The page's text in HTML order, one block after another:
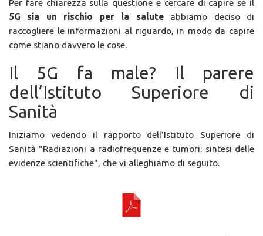
Per fare chiarezza sulla questione e cercare di capire se il
5G sia un rischio per la saluteabbiamo deciso di
raccogliere le informazioni al riguardo, in modo da capire
come stiano davvero le cose.
Il 5G fa male? Il parere
dell’Istituto Superiore di
Sanità
Iniziamo vedendo il rapporto dell’Istituto Superiore di
Sanità "Radiazioni a radiofrequenze e tumori: sintesi delle
evidenze scientifiche", che vi alleghiamo di seguito.